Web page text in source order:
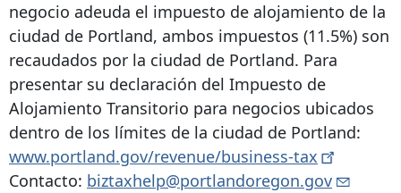
negocio adeuda el impuesto de alojamiento de la
ciudad de Portland, ambos impuestos (11.5%) son
recaudados por la ciudad de Portland. Para
presentar su declaración del Impuesto de
Alojamiento Transitorio para negocios ubicados
dentro de los límites de la ciudad de Portland:
www.portland.gov/revenue/business-tax
Contacto: biztaxhelp@portlandoregon.gov